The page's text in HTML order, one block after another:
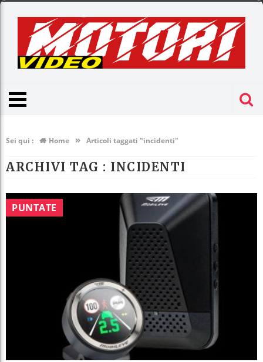
Sei qui : Home » Articoli taggati "incidenti"
ARCHIVI TAG : INCIDENTI
PUNTATE